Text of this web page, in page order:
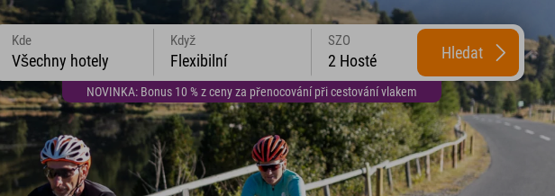
NOVINKA: Bonus 10 % z ceny za přenocování při cestování vlakem
Kde
Všechny hotely
Když
Flexibilní
SZO
2 Hosté Hledat